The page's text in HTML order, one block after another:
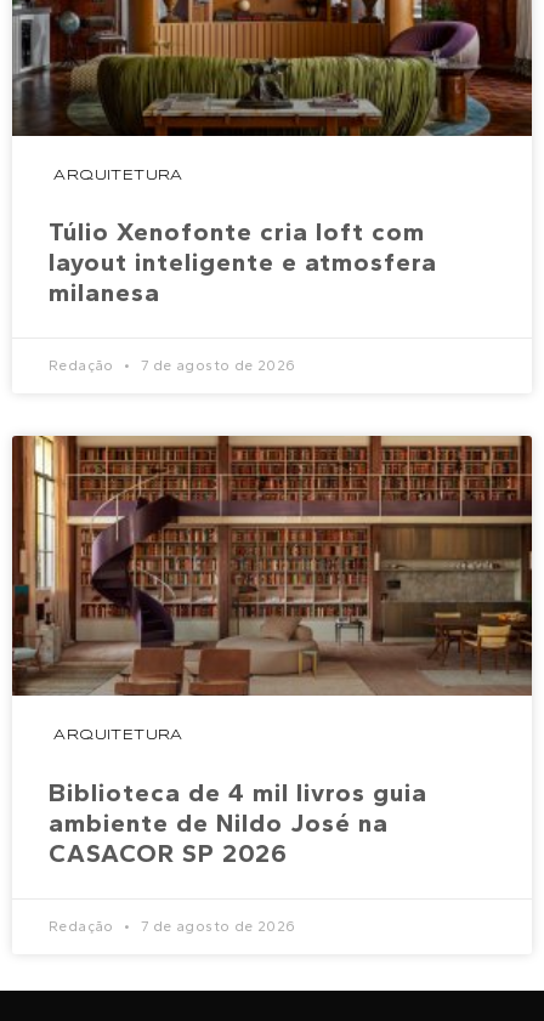
ARQUITETURA
Túlio Xenofonte cria loft com
layout inteligente e atmosfera
milanesa
Redação 7 de agosto de 2026
ARQUITETURA
Biblioteca de 4 mil livros guia
ambiente de Nildo José na
CASACOR SP 2026
Redação 7 de agosto de 2026